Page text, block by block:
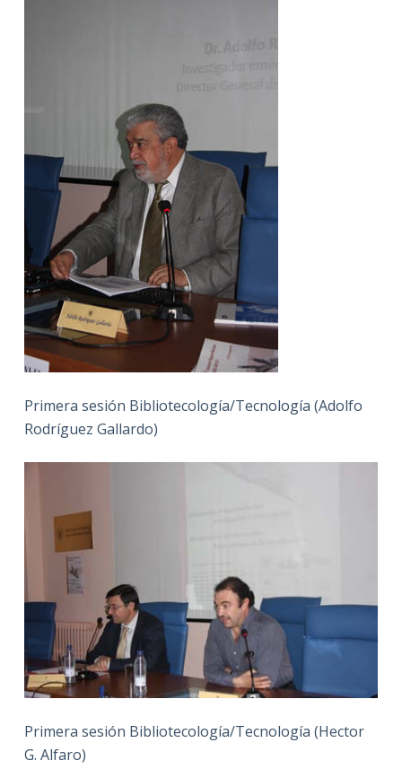
Primera sesión Bibliotecología/Tecnología (Adolfo
Rodríguez Gallardo)
Primera sesión Bibliotecología/Tecnología (Hector
G. Alfaro)